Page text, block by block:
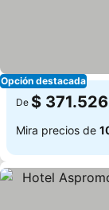
Opción destacada
De $ 371.526
Mira precios de